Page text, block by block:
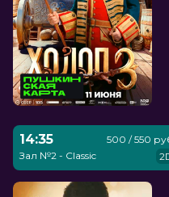
14:35
Зал №2 - Classic
500 / 550